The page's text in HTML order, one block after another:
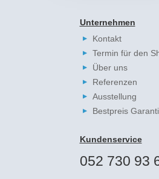
Unternehmen
Kontakt
Termin für den
Über uns
Referenzen
Ausstellung
Bestpreis
Kundenservice
052 730 93